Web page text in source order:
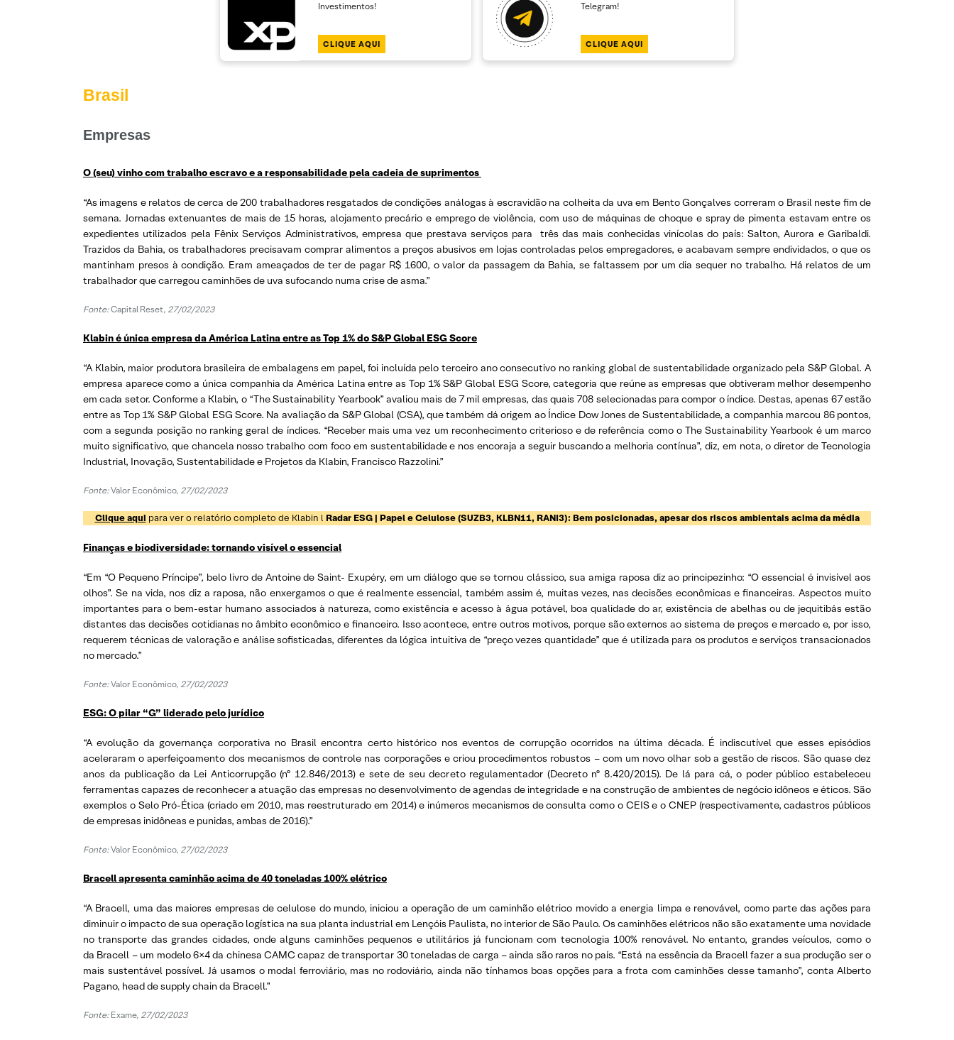
Investimentos!
CLIQUE AQUI
Telegram!
CLIQUE AQUI
Brasil
Empresas
O (seu) vinho com trabalho escravo e a responsabilidade pela cadeia de suprimentos
“As imagens e relatos de cerca de 200 trabalhadores resgatados de condições análogas à escravidão na colheita da uva em Bento Gonçalves correram o Brasil neste fim de
semana. Jornadas extenuantes de mais de 15 horas, alojamento precário e emprego de violência, com uso de máquinas de choque e spray de pimenta estavam entre os
expedientes utilizados pela Fênix Serviços Administrativos, empresa que prestava serviços para três das mais conhecidas vinícolas do país: Salton, Aurora e Garibaldi.
Trazidos da Bahia, os trabalhadores precisavam comprar alimentos a preços abusivos em lojas controladas pelos empregadores, e acabavam sempre endividados, o que os
mantinham presos à condição. Eram ameaçados de ter de pagar R$ 1600, o valor da passagem da Bahia, se faltassem por um dia sequer no trabalho. Há relatos de um
trabalhador que carregou caminhões de uva sufocando numa crise de asma.”
Fonte:Capital Reset, 27/02/2023
Klabin é única empresa da América Latina entre as Top 1% do S&P Global ESG Score
“A Klabin, maior produtora brasileira de embalagens em papel, foi incluída pelo terceiro ano consecutivo no ranking global de sustentabilidade organizado pela S&P Global. A
empresa aparece como a única companhia da América Latina entre as Top 1% S&P Global ESG Score, categoria que reúne as empresas que obtiveram melhor desempenho
em cada setor. Conforme a Klabin, o “The Sustainability Yearbook” avaliou mais de 7 mil empresas, das quais 708 selecionadas para compor o índice. Destas, apenas 67 estão
entre as Top 1% S&P Global ESG Score. Na avaliação da S&P Global (CSA), que também dá origem ao Índice Dow Jones de Sustentabilidade, a companhia marcou 86 pontos,
com a segunda posição no ranking geral de índices. “Receber mais uma vez um reconhecimento criterioso e de referência como o The Sustainability Yearbook é um marco
muito significativo, que chancela nosso trabalho com foco em sustentabilidade e nos encoraja a seguir buscando a melhoria contínua”, diz, em nota, o diretor de Tecnologia
Industrial, Inovação, Sustentabilidade e Projetos da Klabin, Francisco Razzolini.”
Fonte:Valor Econômico, 27/02/2023
Clique aqui para ver o relatório completo de Klabin l Radar ESG | Papel e Celulose (SUZB3, KLBN11, RANI3): Bem posicionadas, apesar dos riscos ambientais acima da média
Finanças e biodiversidade: tornando visível o essencial
“Em “O Pequeno Príncipe”, belo livro de Antoine de Saint- Exupéry, em um diálogo que se tornou clássico, sua amiga raposa diz ao principezinho: “O essencial é invisível aos
olhos”. Se na vida, nos diz a raposa, não enxergamos o que é realmente essencial, também assim é, muitas vezes, nas decisões econômicas e financeiras. Aspectos muito
importantes para o bem-estar humano associados à natureza, como existência e acesso à água potável, boa qualidade do ar, existência de abelhas ou de jequitibás estão
distantes das decisões cotidianas no âmbito econômico e financeiro. Isso acontece, entre outros motivos, porque são externos ao sistema de preços e mercado e, por isso,
requerem técnicas de valoração e análise sofisticadas, diferentes da lógica intuitiva de “preço vezes quantidade” que é utilizada para os produtos e serviços transacionados
no mercado.”
Fonte:Valor Econômico, 27/02/2023
ESG: O pilar “G” liderado pelo jurídico
“A evolução da governança corporativa no Brasil encontra certo histórico nos eventos de corrupção ocorridos na última década. É indiscutível que esses episódios
aceleraram o aperfeiçoamento dos mecanismos de controle nas corporações e criou procedimentos robustos – com um novo olhar sob a gestão de riscos. São quase dez
anos da publicação da Lei Anticorrupção (nº 12.846/2013) e sete de seu decreto regulamentador (Decreto nº 8.420/2015). De lá para cá, o poder público estabeleceu
ferramentas capazes de reconhecer a atuação das empresas no desenvolvimento de agendas de integridade e na construção de ambientes de negócio idôneos e éticos. São
exemplos o Selo Pró-Ética (criado em 2010, mas reestruturado em 2014) e inúmeros mecanismos de consulta como o CEIS e o CNEP (respectivamente, cadastros públicos
de empresas inidôneas e punidas, ambas de 2016).”
Fonte:Valor Econômico, 27/02/2023
Bracell apresenta caminhão acima de 40 toneladas 100% elétrico
“A Bracell, uma das maiores empresas de celulose do mundo, iniciou a operação de um caminhão elétrico movido a energia limpa e renovável, como parte das ações para
diminuir o impacto de sua operação logística na sua planta industrial em Lençóis Paulista, no interior de São Paulo. Os caminhões elétricos não são exatamente uma novidade
no transporte das grandes cidades, onde alguns caminhões pequenos e utilitários já funcionam com tecnologia 100% renovável. No entanto, grandes veículos, como o
da Bracell – um modelo 6×4 da chinesa CAMC capaz de transportar 30 toneladas de carga – ainda são raros no país. “Está na essência da Bracell fazer a sua produção ser o
mais sustentável possível. Já usamos o modal ferroviário, mas no rodoviário, ainda não tínhamos boas opções para a frota com caminhões desse tamanho”, conta Alberto
Pagano, head de supply chain da Bracell.”
Fonte: Exame, 27/02/2023